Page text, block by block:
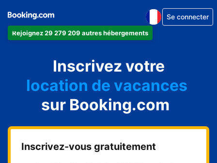
Rejoignez 29 279 209 autres hébergements
Se connecter
Inscrivez votre
appartement
hôtel
location de vacances
auberge de jeunesse
chambre d'hôtes
sur Booking.com
Inscrivez-vous gratuitement